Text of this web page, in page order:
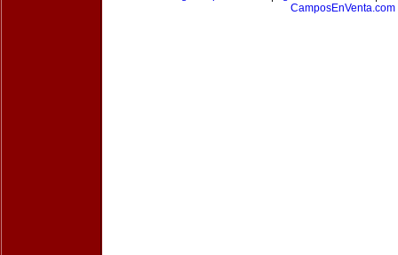
CamposEnVenta.com